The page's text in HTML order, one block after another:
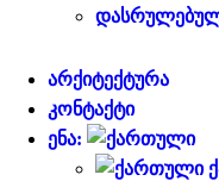
ᲐᲠᲥᲘᲢᲔᲥᲢᲣᲠᲐ
ᲙᲝᲜᲢᲐᲥᲢᲘ
ᲔᲜᲐ: